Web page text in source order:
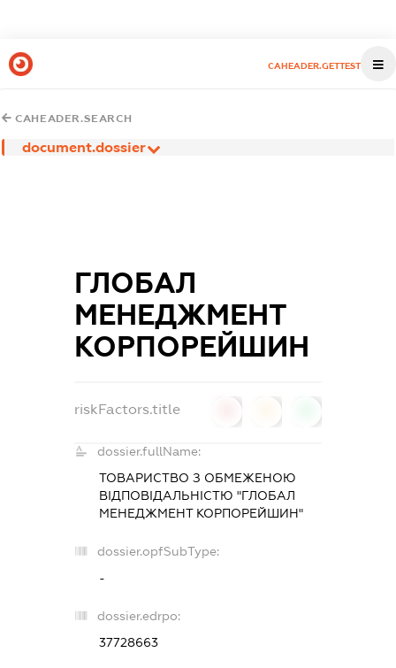
CAHEADER.GETTEST
CAHEADER.SEARCH
document.dossier
ГЛОБАЛ
МЕНЕДЖМЕНТ
КОРПОРЕЙШИН
riskFactors.title
dossier.fullName:
ТОВАРИСТВО З ОБМЕЖЕНОЮ
ВІДПОВІДАЛЬНІСТЮ "ГЛОБАЛ
МЕНЕДЖМЕНТ КОРПОРЕЙШИН"
dossier.opfSubType:
-
dossier.edrpo:
37728663